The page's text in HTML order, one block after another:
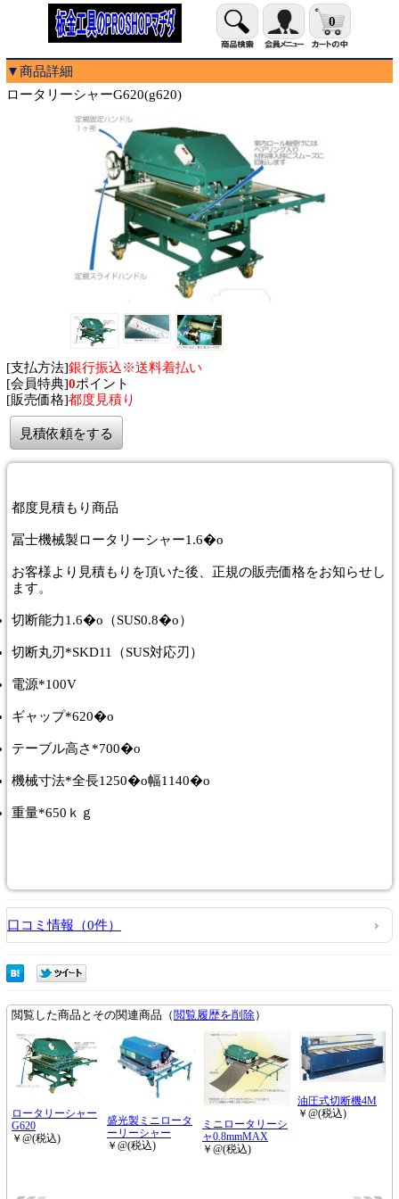
0
▼商品詳細
ロータリーシャーG620(g620)
[支払方法]銀行振込※送料着払い
[会員特典]0ポイント
[販売価格]都度見積り
見積依頼をする
都度見積もり商品
冨士機械製ロータリーシャー1.6�o
お客様より見積もりを頂いた後、正規の販売価格をお知らせし
ます。
切断能力1.6�o（SUS0.8�o）
切断丸刃*SKD11（SUS対応刃）
電源*100V
ギャップ*620�o
テーブル高さ*700�o
機械寸法*全長1250�o幅1140�o
重量*650ｋｇ
口コミ情報（0件）